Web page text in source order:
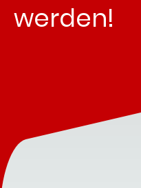
werden!